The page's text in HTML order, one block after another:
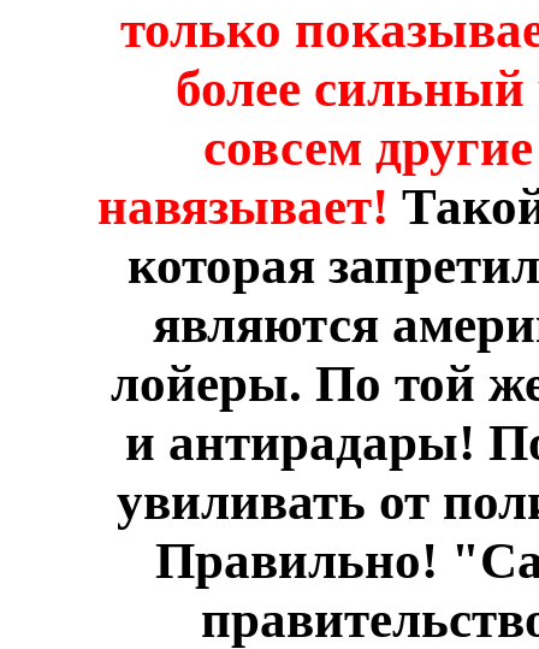
только
более
совсем
навязывает!
которая
являются
лойеры. По той
и антирадары!
увиливать от
Правильно!